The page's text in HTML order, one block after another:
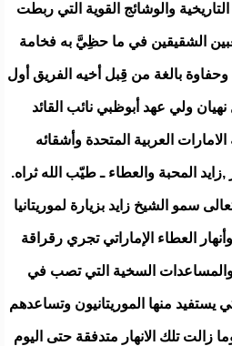
والوشائج القوية التي ربطت
الشقيقين في ما حظِيَّ به فخامة
بالغة من قِبل أخيه الفريق أول
ولي عهد أبوظبي نائب القائد
العربية المتحدة وأشقائه
,زايد المحبة والعطاء ـ طيّب الله ثراه.
سمو الشيخ زايد بزيارة لموريتانيا
وأنهار العطاء الإماراتي تجري رقراقة
والمساعدات السخية التي تصب في
يستفيد منها الموريتانيون وتساعدهم
زالت تلك الانهار متدفقة حتى اليوم